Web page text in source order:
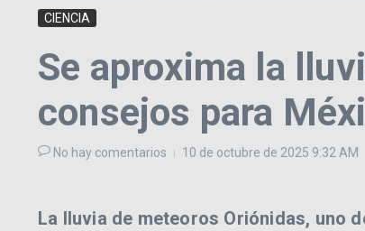
CIENCIA
Se aproxima la
consejos para
No hay comentarios 10 de octubre de 2025 9:32 AM
La lluvia de meteoros Oriónidas, uno